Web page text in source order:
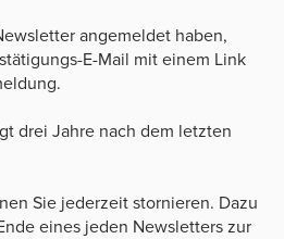
angemeldet haben,
E-Mail mit einem Link
drei Jahre nach dem letzten
Sie jederzeit stornieren. Dazu
eines jeden Newsletters zur